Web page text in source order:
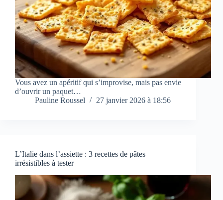
Vous avez un apéritif qui s’improvise, mais pas envie
d’ouvrir un paquet…
Pauline Roussel
27 janvier 2026 à 18:56
L’Italie dans l’assiette : 3 recettes de pâtes
irrésistibles à tester